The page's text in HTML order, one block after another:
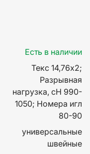
Есть в наличии
Текс 14,76х2;
Разрывная
нагрузка, сН 990-
1050; Номера игл
80-90
универсальные
швейные